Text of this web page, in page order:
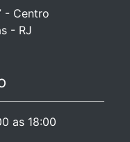
- Centro
- RJ
as 18:00